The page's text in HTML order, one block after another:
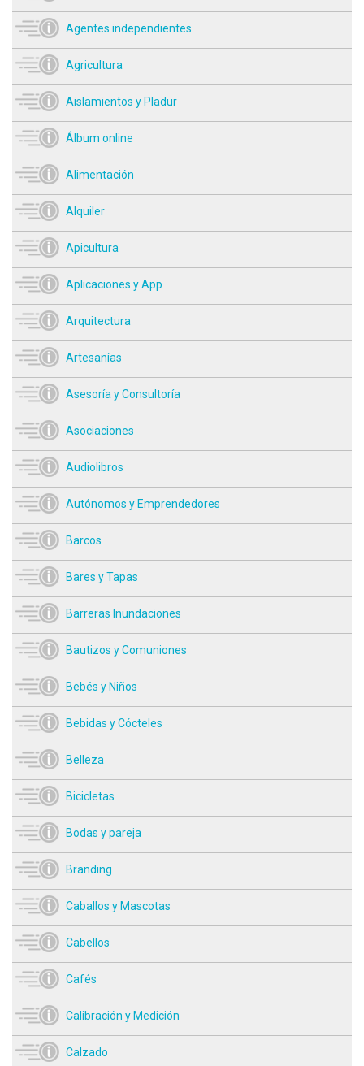
Agentes independientes
Agricultura
Aislamientos y Pladur
Álbum online
Alimentación
Alquiler
Apicultura
Aplicaciones y App
Arquitectura
Artesanías
Asesoría y Consultoría
Asociaciones
Audiolibros
Autónomos y Emprendedores
Barcos
Bares y Tapas
Barreras Inundaciones
Bautizos y Comuniones
Bebés y Niños
Bebidas y Cócteles
Belleza
Bicicletas
Bodas y pareja
Branding
Caballos y Mascotas
Cabellos
Cafés
Calibración y Medición
Calzado